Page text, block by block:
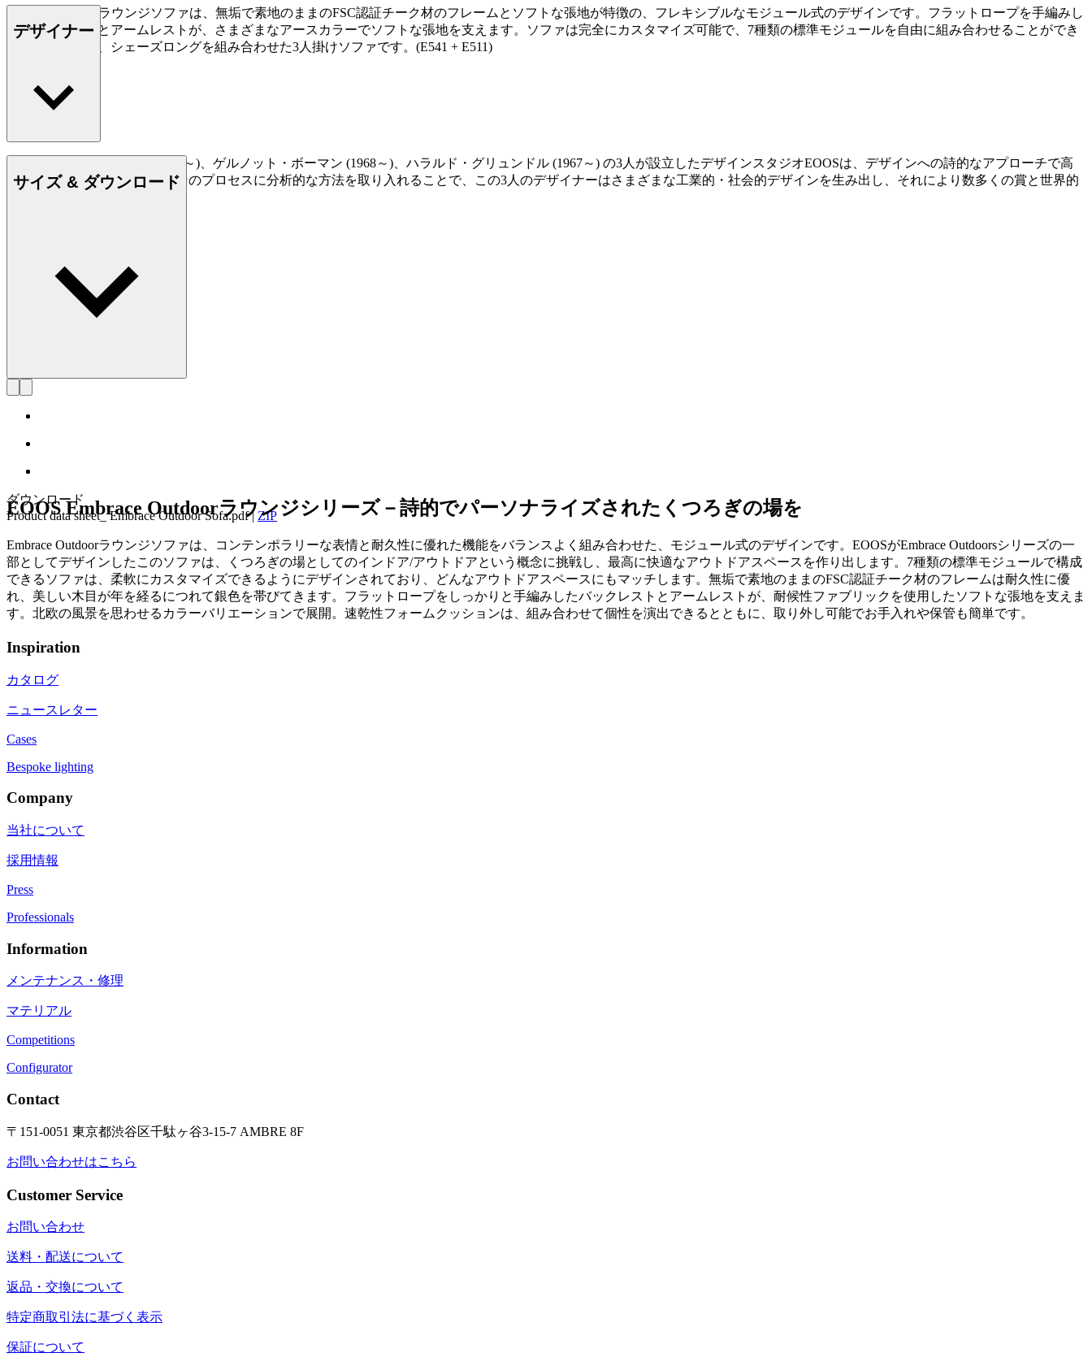
Embrace Outdoorラウンジソファは、無垢で素地のままのFSC認証チーク材のフレームとソフトな張地が特徴の、フレキシブルなモジュール式のデザインです。フラットロープを手編みし
たバックレストとアームレストが、さまざまなアースカラーでソフトな張地を支えます。ソファは完全にカスタマイズ可能で、7種類の標準モジュールを自由に組み合わせることができ
ます。こちらは、シェーズロングを組み合わせた3人掛けソファです。(E541 + E511)
デザイナー
マーティン・ベルグマン (1963～)、ゲルノット・ボーマン (1968～)、ハラルド・グリュンドル (1967～) の3人が設立したデザインスタジオEOOSは、デザインへの詩的なアプローチで高
い評価を得ています。デザインのプロセスに分析的な方法を取り入れることで、この3人のデザイナーはさまざまな工業的・社会的デザインを生み出し、それにより数多くの賞と世界的
サイズ & ダウンロード
ダウンロード
Product data sheet_ Embrace Outdoor Sofa.pdf| ZIP
EOOS Embrace Outdoorラウンジシリーズ－詩的でパーソナライズされたくつろぎの場を
Embrace Outdoorラウンジソファは、コンテンポラリーな表情と耐久性に優れた機能をバランスよく組み合わせた、モジュール式のデザインです。EOOSがEmbrace Outdoorsシリーズの一
部としてデザインしたこのソファは、くつろぎの場としてのインドア/アウトドアという概念に挑戦し、最高に快適なアウトドアスペースを作り出します。7種類の標準モジュールで構成
できるソファは、柔軟にカスタマイズできるようにデザインされており、どんなアウトドアスペースにもマッチします。無垢で素地のままのFSC認証チーク材のフレームは耐久性に優
れ、美しい木目が年を経るにつれて銀色を帯びてきます。フラットロープをしっかりと手編みしたバックレストとアームレストが、耐候性ファブリックを使用したソフトな張地を支えま
す。北欧の風景を思わせるカラーバリエーションで展開。速乾性フォームクッションは、組み合わせて個性を演出できるとともに、取り外し可能でお手入れや保管も簡単です。
Inspiration
カタログ
ニュースレター
Cases
Bespoke lighting
Company
当社について
採用情報
Press
Professionals
Information
メンテナンス・修理
マテリアル
Competitions
Configurator
Contact
〒151-0051 東京都渋谷区千駄ヶ谷3-15-7 AMBRE 8F
お問い合わせはこちら
Customer Service
お問い合わせ
送料・配送について
返品・交換について
特定商取引法に基づく表示
保証について